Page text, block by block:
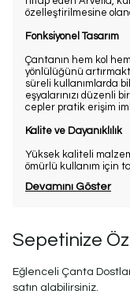
özelleştirilmesine
Fonksiyonel Tasarım
Çantanın hem kol
yönlülüğünü
süreli kullanımlarda
eşyalarınızı düzenli
cepler pratik erişim
Kalite ve Dayanıklılık
Yüksek kaliteli
ömürlü kullanım için
Devamını Göster
Sepetinize
Eğlenceli Çanta
satın alabilirsiniz.